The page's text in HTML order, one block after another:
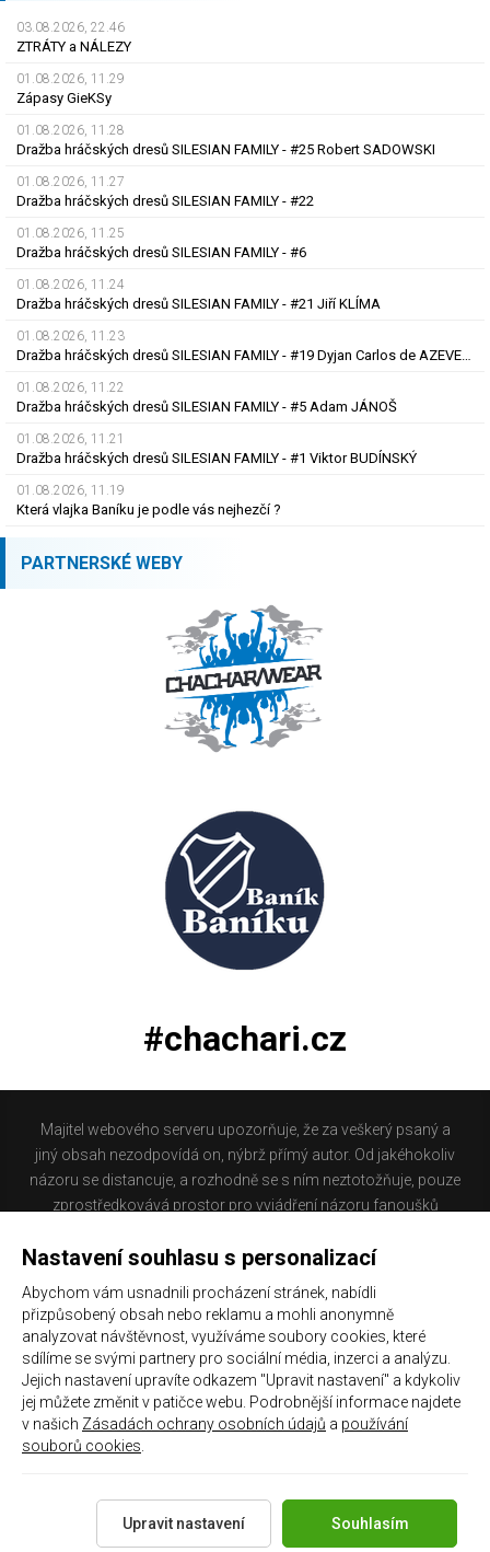
03.08.2026, 22.46
ZTRÁTY a NÁLEZY
01.08.2026, 11.29
Zápasy GieKSy
01.08.2026, 11.28
Dražba hráčských dresů SILESIAN FAMILY - #25 Robert SADOWSKI
01.08.2026, 11.27
Dražba hráčských dresů SILESIAN FAMILY - #22
01.08.2026, 11.25
Dražba hráčských dresů SILESIAN FAMILY - #6
01.08.2026, 11.24
Dražba hráčských dresů SILESIAN FAMILY - #21 Jiří KLÍMA
01.08.2026, 11.23
Dražba hráčských dresů SILESIAN FAMILY - #19 Dyjan Carlos de AZEVEDO
01.08.2026, 11.22
Dražba hráčských dresů SILESIAN FAMILY - #5 Adam JÁNOŠ
01.08.2026, 11.21
Dražba hráčských dresů SILESIAN FAMILY - #1 Viktor BUDÍNSKÝ
01.08.2026, 11.19
Která vlajka Baníku je podle vás nejhezčí ?
PARTNERSKÉ WEBY
#chachari.cz
Majitel webového serveru upozorňuje, že za veškerý psaný a
jiný obsah nezodpovídá on, nýbrž přímý autor. Od jakéhokoliv
názoru se distancuje, a rozhodně se s ním neztotožňuje, pouze
zprostředkovává prostor pro vyjádření názoru fanoušků
nacházíte obsahuje materiál, který někteří lidé mohou
nejsou dle právní úpravy zákona č. 480/2004 Sb., o některých
službách informační společnosti a o změně některých zákonů
(zákon o některých službách informační společnosti) a
zejména §6 citovaného zákona, odpovědni za příspěvky
návštěvníků těchto stránek.
Galerie|Historie
Copyright 2021 ©Chachaři.czVšechna práva vyhrazena.
Nastavení souhlasu s personalizací
Abychom vám usnadnili procházení stránek, nabídli
přizpůsobený obsah nebo reklamu a mohli anonymně
analyzovat návštěvnost, využíváme soubory cookies, které
sdílíme se svými partnery pro sociální média, inzerci a analýzu.
Jejich nastavení upravíte odkazem "Upravit nastavení" a kdykoliv
jej můžete změnit v patičce webu. Podrobnější informace najdete
v našich Zásadách ochrany osobních údajů a používání
souborů cookies
Souhlasím
Upravit nastavení